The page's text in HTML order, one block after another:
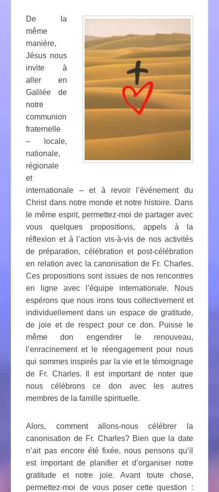
De la
même
manière,
Jésus nous
invite à
aller en
Galilée de
notre
communion
fraternelle
– locale,
nationale,
régionale
et
internationale – et à revoir l’événement du
Christ dans notre monde et notre histoire. Dans
le même esprit, permettez-moi de partager avec
vous quelques propositions, appels à la
réflexion et à l’action vis-à-vis de nos activités
de préparation, célébration et post-célébration
en relation avec la canonisation de Fr. Charles.
Ces propositions sont issues de nos rencontres
en ligne avec l’équipe internationale. Nous
espérons que nous irons tous collectivement et
individuellement dans un espace de gratitude,
de joie et de respect pour ce don. Puisse le
même don engendrer le renouveau,
l’enracinement et le réengagement pour nous
qui sommes inspirés par la vie et le témoignage
de Fr. Charles. Il est important de noter que
nous célébrons ce don avec les autres
membres de la famille spirituelle.
Alors, comment allons-nous célébrer la
canonisation de Fr. Charles? Bien que la date
n’ait pas encore été fixée, nous pensons qu’il
est important de planifier et d’organiser notre
gratitude et notre joie. Avant toute chose,
permettez-moi de vous poser cette question :